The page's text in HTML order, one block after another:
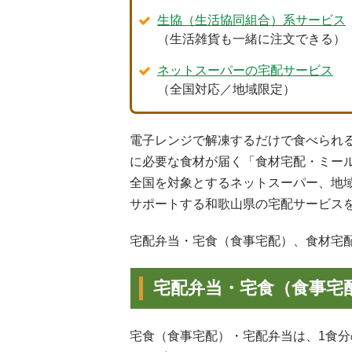
生協（生活協同組合）系サービス
（生活雑貨も一緒に注文できる）
ネットスーパーの宅配サービス
（全国対応／地域限定）
電子レンジで解凍するだけで食べられ
に必要な食材が届く「食材宅配・ミー
全国を対象とするネットスーパー、地
サポートする和歌山県の宅配サービス
宅配弁当・宅食（食事宅配）、食材宅
宅配弁当・宅食（食事宅
宅食（食事宅配）・宅配弁当は、1食